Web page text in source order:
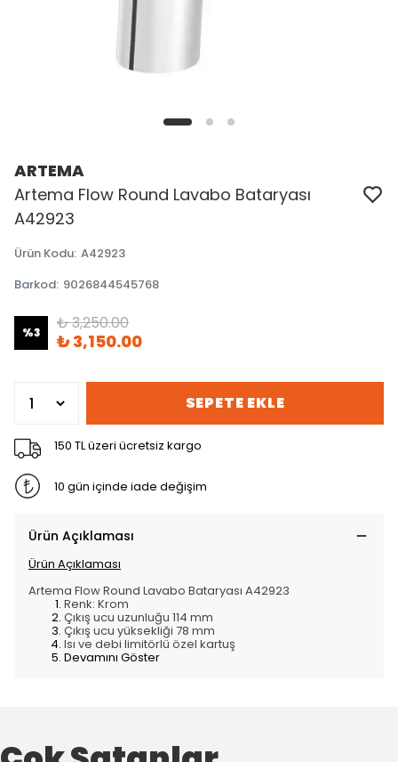
ARTEMA
Artema Flow Round Lavabo Bataryası
A42923
Ürün Kodu: A42923
Barkod: 9026844545768
%3 ₺ 3,250.00
₺ 3,150.00
SEPETE EKLE
150 TL üzeri ücretsiz kargo
10 gün içinde iade değişim
Ürün Açıklaması
Ürün Açıklaması
Artema Flow Round Lavabo Bataryası A42923
Renk: Krom
Çıkış ucu uzunluğu 114 mm
Çıkış ucu yüksekliği 78 mm
Isı ve debi limitörlü özel kartuş
Devamını Göster